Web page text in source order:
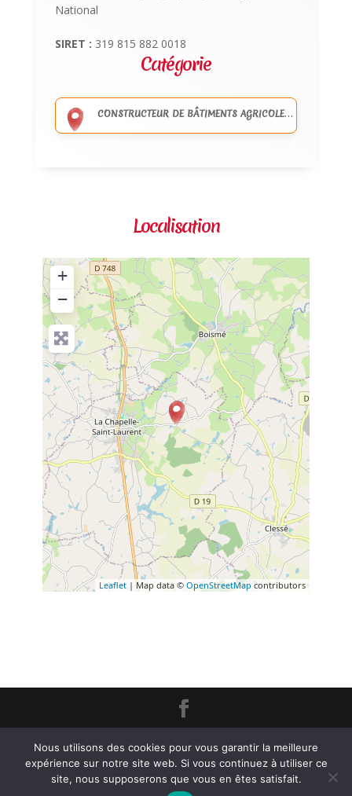
National
SIRET : 319 815 882 0018
Catégorie
CONSTRUCTEUR DE BÂTIMENTS AGRICOLES ET INDUSTRIELS
Localisation
+
−
Leaflet | Map data ©OpenStreetMap contributors
Nous utilisons des cookies pour vous garantir la meilleure
expérience sur notre site web. Si vous continuez à utiliser ce
site, nous supposerons que vous en êtes satisfait.